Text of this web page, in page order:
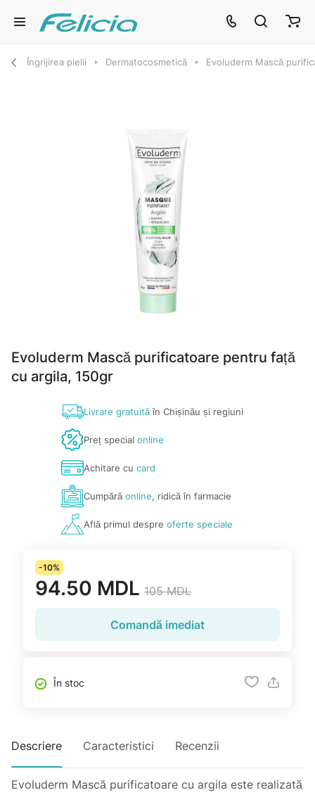
Îngrijirea pielii Dermatocosmetică Evoluderm Mască
Evoluderm Mască purificatoare pentru față
cu argila, 150gr
Livrare gratuităîn Chișinău și regiuni
Preț special online
Achitare cu card
Cumpărăonline, ridică în farmacie
Află primul despre oferte speciale
-10%
94.50 MDL 105 MDL
Comandă imediat
În stoc
Descriere Caracteristici Recenzii
Evoluderm Mască purificatoare cu argila este realizată